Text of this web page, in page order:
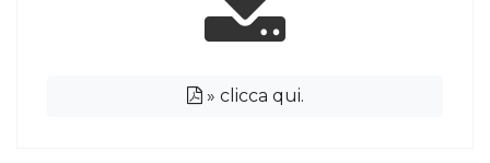
» clicca qui.